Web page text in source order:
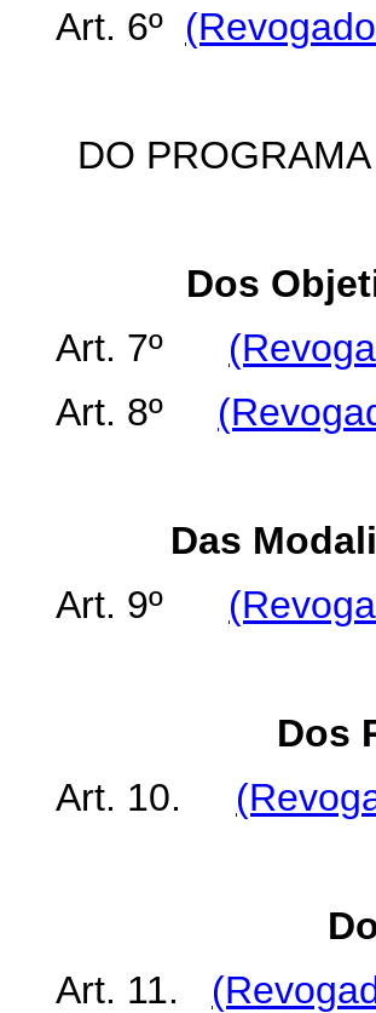
Art. 6º
DO
Dos
Art. 7º
Art. 8º
Das
Art. 9º
Dos
Art. 10.
Art. 11.